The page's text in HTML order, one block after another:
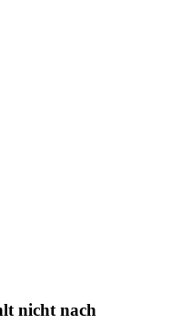
nicht nach